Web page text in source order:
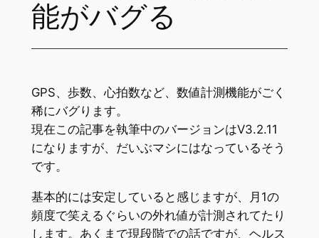
能がバグる
GPS、歩数、心拍数など、数値計測機能がごく
稀にバグります。
現在この記事を執筆中のバージョンはV3.2.11
になりますが、だいぶマシにはなっているそう
です。
基本的には安定していると感じますが、月1の
頻度で笑えるぐらいの外れ値が計測されてたり
します。あくまで現段階での話ですが、ヘルス